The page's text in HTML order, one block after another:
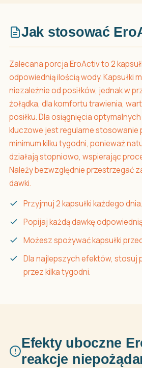
Jak stosować
Zalecana porcja EroActiv to 2
odpowiednią ilością wody. Kapsułki
niezależnie od posiłków, jednak w
żołądka, dla komfortu trawienia,
posiłku. Dla osiągnięcia
kluczowe jest regularne stosowanie
minimum kilku tygodni, ponieważ
działają stopniowo, wspierając
Należy bezwzględnie przestrzegać
dawki.
Przyjmuj 2 kapsułki każdego dnia.
Popijaj każdą dawkę
Możesz spożywać kapsułki
Dla najlepszych efektów, stosuj
przez kilka tygodni.
Efekty uboczne
reakcje